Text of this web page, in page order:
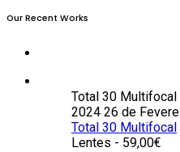
Our Recent Works
Total 30 Multifocal
2024 26 de
Total 30 Multifocal
Lentes - 59,00€